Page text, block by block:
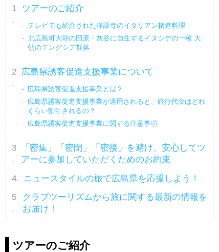
ツアーのご紹介
テレビでも紹介された浄謙寺のイタリアン精進料理
北広島町大朝の田原・灰谷に自生するイヌシデの一種 大
朝のテングシデ群落
広島県誘客促進支援事業について
広島県誘客促進支援事業とは？
広島県誘客促進支援事業が適用されると、旅行代金はどれ
くらい割引されるの？
広島県誘客促進支援事業に関する注意事項
「密集」「密閉」「密接」を避け、安心してツ
アーに参加していただくためのお約束
ニュースタイルの旅で広島県を応援しよう！
クラブツーリズムから旅に関する最新の情報を
お届け！
ツアーのご紹介